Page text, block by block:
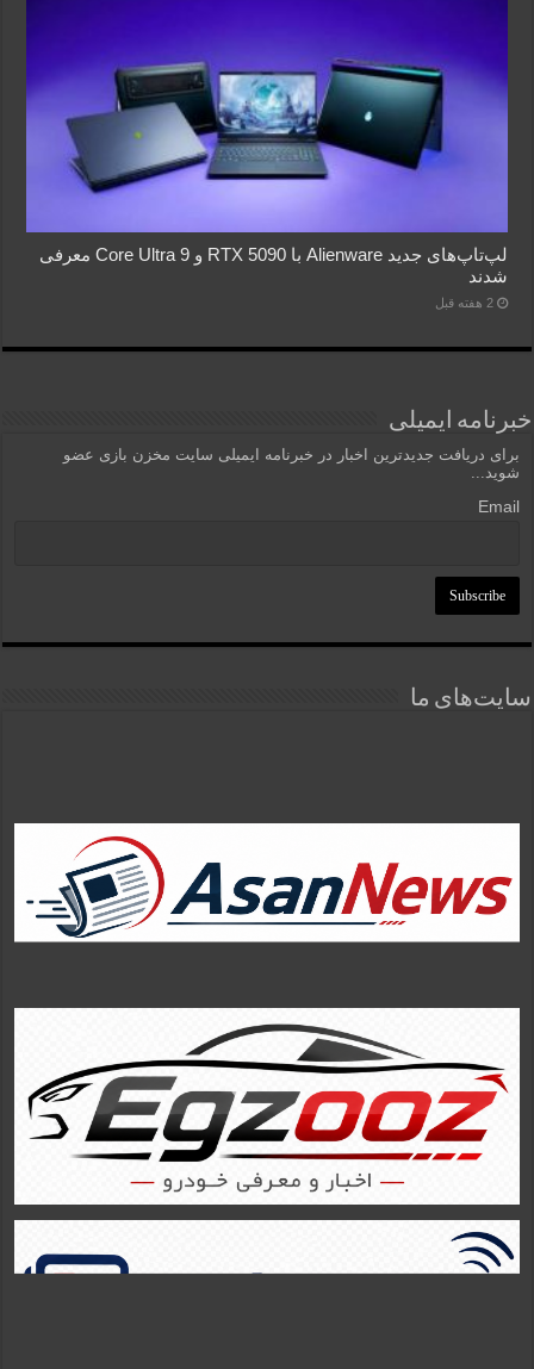
لپ‌تاپ‌های جدید Alienware با RTX 5090 و Core Ultra 9 معرفی
شدند
2 هفته قبل
خبرنامه ایمیلی
برای دریافت جدیدترین اخبار در خبرنامه ایمیلی سایت مخزن بازی عضو
شوید...
Email
سایت‌های ما